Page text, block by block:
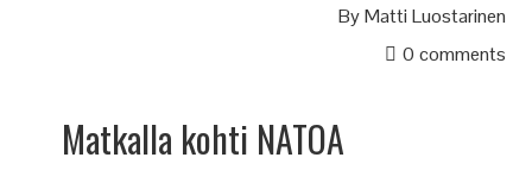
ByMatti Luostarinen
0 comments
Matkalla kohti NATOA